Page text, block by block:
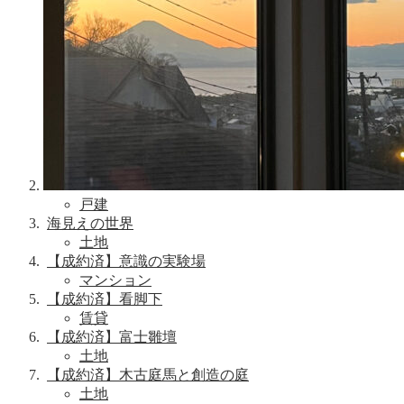
戸建
海見えの世界
土地
【成約済】意識の実験場
マンション
【成約済】看脚下
賃貸
【成約済】富士雛壇
土地
【成約済】木古庭馬と創造の庭
土地